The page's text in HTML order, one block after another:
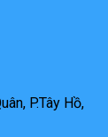
P.Tây Hồ,